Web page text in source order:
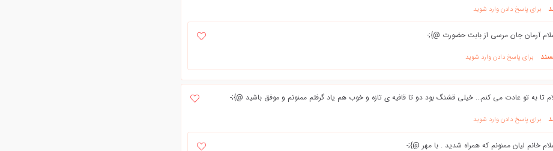
برای پاسخ دادن وارد شوید
آرمان جان مرسی از بابت حضورت @};-
برای پاسخ دادن وارد شوید
تا به تو عادت می کنم... خیلی قشنگ بود دو تا قافیه ی تازه و خوب هم یاد گرفتم ممنونم و موفق باشید @};-
برای پاسخ دادن وارد شوید
خانم لیان ممنونم که همراه شدید . با مهر @};-